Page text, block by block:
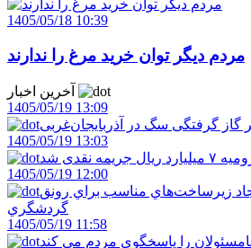
1405/05/18 10:39
مردم ديگر توان خريد مرغ را ندارند
1405/05/19 13:09
1405/05/19 13:03
نقدی شد
1405/05/19 12:00
زيرساخت‌هاي مناسب براي رونق
گردشگري
1405/05/19 11:58
را پاسخگوي مردم مي کند